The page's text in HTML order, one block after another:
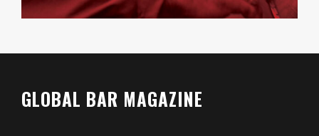
GLOBAL BAR MAGAZINE